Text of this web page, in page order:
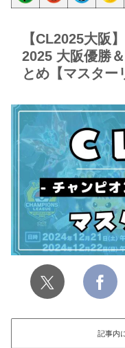
【CL2025大阪
2025 大阪優勝
とめ【マスター
記事内